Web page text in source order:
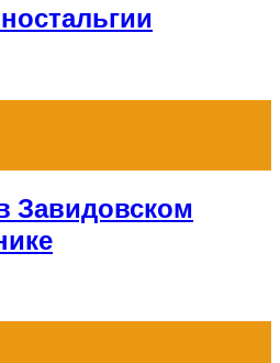
Завидовском